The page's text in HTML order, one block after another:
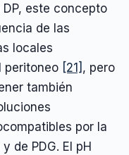
este concepto
de las
locales
peritoneo [21] , pero
también
por la
de PDG. El pH